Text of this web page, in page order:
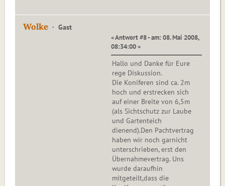
Wolke Gast
« Antwort #8 - am: 08. Mai 2008,
08:34:00 »
Hallo und Danke für Eure
rege Diskussion.
Die Koniferen sind ca. 2m
hoch und erstrecken sich
auf einer Breite von 6,5m
(als Sichtschutz zur Laube
und Gartenteich
dienend).Den Pachtvertrag
haben wir noch garnicht
unterschrieben, erst den
Übernahmevertrag. Uns
wurde daraufhin
mitgeteilt,dass die